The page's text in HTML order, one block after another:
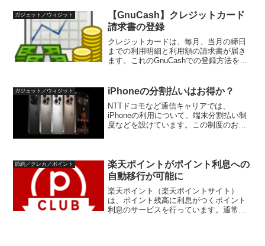
済方法チ...
ガジェット／ウィジット
【GnuCash】クレジットカード
請求書の登録
クレジットカードは、毎月、当月の締日
までの利用明細と利用額の請求書が届き
ます。これのGnuCashでの登録方法を紹
残しておいたレシートなどを確認しま
す。終わったら...
ガジェット／ウィジット iPhoneの分割払いはお得か？
NTTドコモなど通信キャリアでは、
iPhoneの利用について、端末分割払い制
度などを設けています。この制度のお得
で、端末料金全額を負...
節約／クレカ／ポイント
楽天ポイントがポイント利息への
自動移行が可能に
楽天ポイント（楽天ポイントサイト）
は、ポイント残高に利息がつくポイント
利息のサービスを行っています。通常は